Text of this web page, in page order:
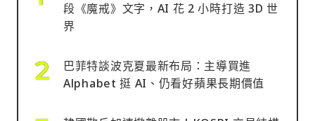
段《魔戒》文字，AI 花 2 小時打造 3D 世
界
巴菲特談波克夏最新布局：主導買進
Alphabet 挺 AI、仍看好蘋果長期價值